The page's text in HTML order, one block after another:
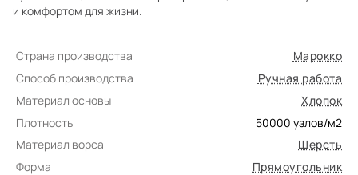
и комфортом для жизни.
Страна производства
Марокко
Способ производства
Ручная работа
Материал основы
Хлопок
Плотность
50000 узлов/м2
Материал ворса
Шерсть
Форма
Прямоугольник